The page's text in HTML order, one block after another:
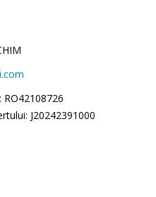
J20242391000